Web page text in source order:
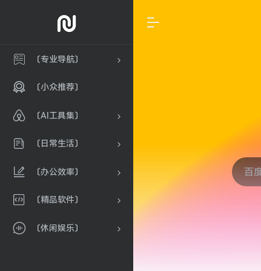
〔专业导航〕
〔小众推荐〕
〔AI工具集〕
〔日常生活〕
〔办公效率〕
〔精品软件〕
〔休闲娱乐〕